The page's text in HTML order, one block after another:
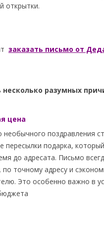
открытки.
заказать письмо от
несколько разумных
цена
необычного поздравления
пересылки подарка,
до адресата. Письмо
точному адресу и
Это особенно важно в